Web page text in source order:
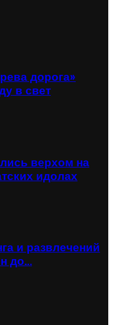
дорога»
в свет
верхом на
идолах
и развлечений
до…